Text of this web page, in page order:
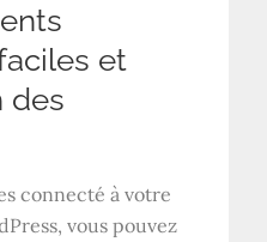
et
des
connecté à votre
vous pouvez